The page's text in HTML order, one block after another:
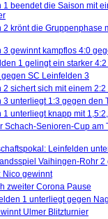
1 beendet die Saison mit
2 krönt die Gruppenphase
3 gewinnt kampflos 4:0
1 gelingt ein starker
SC Leinfelden 3
2 sichert sich mit einem
3 unterliegt 1:3 gegen den
1 unterliegt knapp mit
Schach-Senioren-Cup am
Leinfelden
Vaihingen-Rohr
Nico gewinnt
zweiter Corona Pause
1 unterliegt gegen
Ulmer Blitzturnier